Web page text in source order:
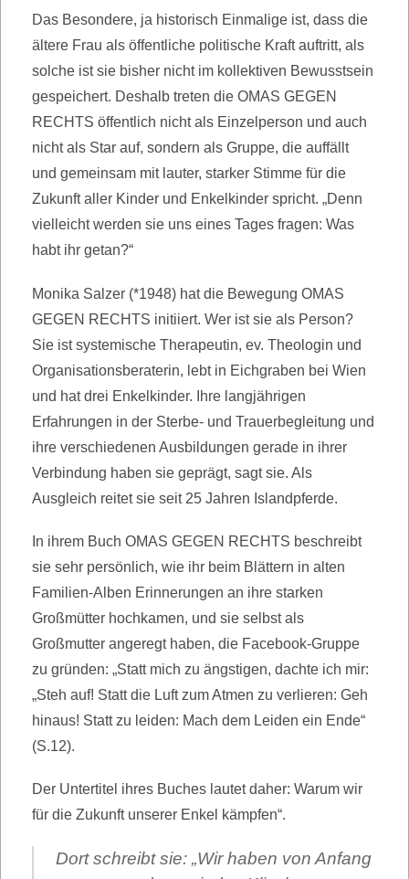
Das Besondere, ja historisch Einmalige ist, dass die
ältere Frau als öffentliche politische Kraft auftritt, als
solche ist sie bisher nicht im kollektiven Bewusstsein
gespeichert. Deshalb treten die OMAS GEGEN
RECHTS öffentlich nicht als Einzelperson und auch
nicht als Star auf, sondern als Gruppe, die auffällt
und gemeinsam mit lauter, starker Stimme für die
Zukunft aller Kinder und Enkelkinder spricht. „Denn
vielleicht werden sie uns eines Tages fragen: Was
habt ihr getan?“
Monika Salzer (*1948) hat die Bewegung OMAS
GEGEN RECHTS initiiert. Wer ist sie als Person?
Sie ist systemische Therapeutin, ev. Theologin und
Organisationsberaterin, lebt in Eichgraben bei Wien
und hat drei Enkelkinder. Ihre langjährigen
Erfahrungen in der Sterbe- und Trauerbegleitung und
ihre verschiedenen Ausbildungen gerade in ihrer
Verbindung haben sie geprägt, sagt sie. Als
Ausgleich reitet sie seit 25 Jahren Islandpferde.
In ihrem Buch OMAS GEGEN RECHTS beschreibt
sie sehr persönlich, wie ihr beim Blättern in alten
Familien-Alben Erinnerungen an ihre starken
Großmütter hochkamen, und sie selbst als
Großmutter angeregt haben, die Facebook-Gruppe
zu gründen: „Statt mich zu ängstigen, dachte ich mir:
„Steh auf! Statt die Luft zum Atmen zu verlieren: Geh
hinaus! Statt zu leiden: Mach dem Leiden ein Ende“
(S.12).
Der Untertitel ihres Buches lautet daher: Warum wir
für die Zukunft unserer Enkel kämpfen“.
Dort schreibt sie: „Wir haben von Anfang